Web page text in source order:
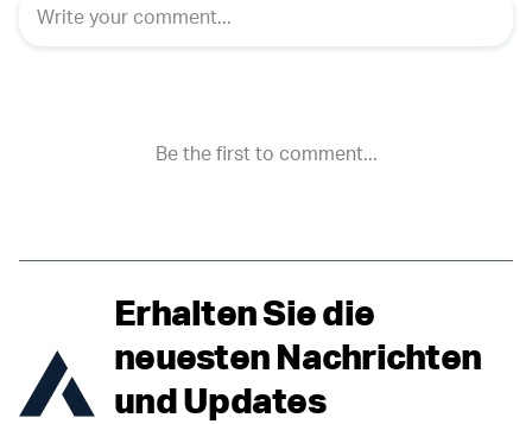
Erhalten Sie die
neuesten Nachrichten
und Updates